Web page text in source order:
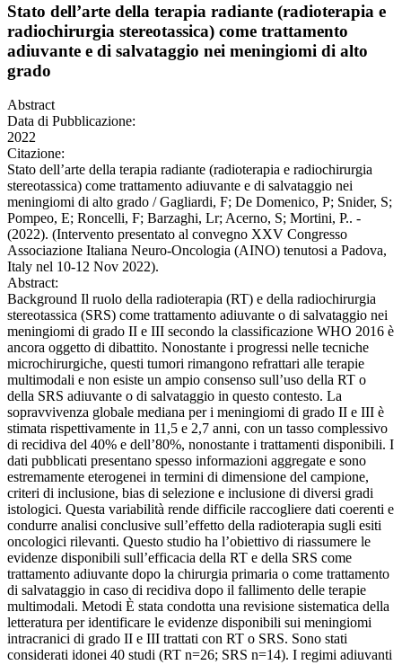
Stato dell’arte della terapia radiante (radioterapia e
radiochirurgia stereotassica) come trattamento
adiuvante e di salvataggio nei meningiomi di alto
grado
Abstract
Data di Pubblicazione:
2022
Citazione:
Stato dell’arte della terapia radiante (radioterapia e radiochirurgia
stereotassica) come trattamento adiuvante e di salvataggio nei
meningiomi di alto grado / Gagliardi, F; De Domenico, P; Snider, S;
Pompeo, E; Roncelli, F; Barzaghi, Lr; Acerno, S; Mortini, P.. -
(2022). (Intervento presentato al convegno XXV Congresso
Associazione Italiana Neuro-Oncologia (AINO) tenutosi a Padova,
Italy nel 10-12 Nov 2022).
Abstract:
Background Il ruolo della radioterapia (RT) e della radiochirurgia
stereotassica (SRS) come trattamento adiuvante o di salvataggio nei
meningiomi di grado II e III secondo la classificazione WHO 2016 è
ancora oggetto di dibattito. Nonostante i progressi nelle tecniche
microchirurgiche, questi tumori rimangono refrattari alle terapie
multimodali e non esiste un ampio consenso sull’uso della RT o
della SRS adiuvante o di salvataggio in questo contesto. La
sopravvivenza globale mediana per i meningiomi di grado II e III è
stimata rispettivamente in 11,5 e 2,7 anni, con un tasso complessivo
di recidiva del 40% e dell’80%, nonostante i trattamenti disponibili. I
dati pubblicati presentano spesso informazioni aggregate e sono
estremamente eterogenei in termini di dimensione del campione,
criteri di inclusione, bias di selezione e inclusione di diversi gradi
istologici. Questa variabilità rende difficile raccogliere dati coerenti e
condurre analisi conclusive sull’effetto della radioterapia sugli esiti
oncologici rilevanti. Questo studio ha l’obiettivo di riassumere le
evidenze disponibili sull’efficacia della RT e della SRS come
trattamento adiuvante dopo la chirurgia primaria o come trattamento
di salvataggio in caso di recidiva dopo il fallimento delle terapie
multimodali. Metodi È stata condotta una revisione sistematica della
letteratura per identificare le evidenze disponibili sui meningiomi
intracranici di grado II e III trattati con RT o SRS. Sono stati
considerati idonei 40 studi (RT n=26; SRS n=14). I regimi adiuvanti